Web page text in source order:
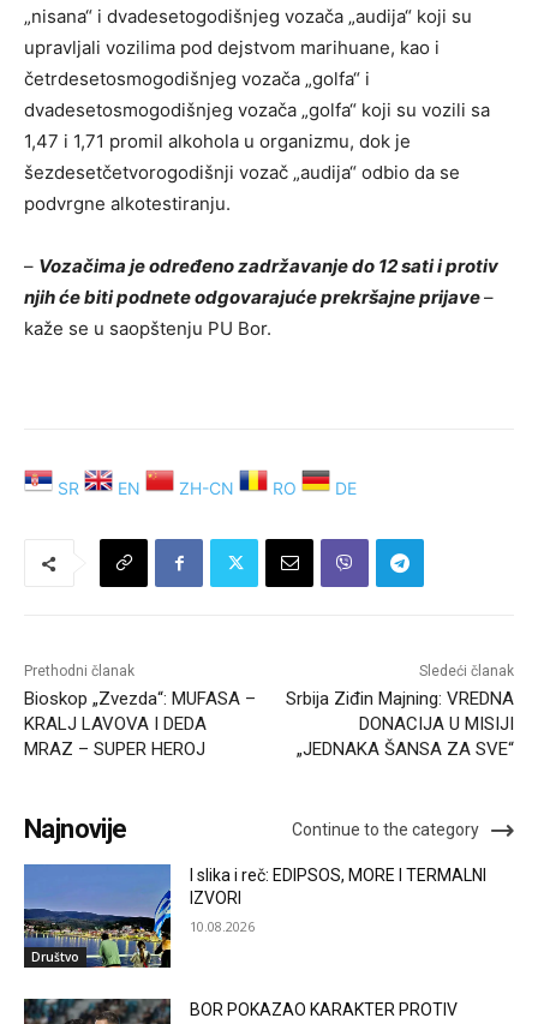
„nisana“ i dvadesetogodišnjeg vozača „audija“ koji su
upravljali vozilima pod dejstvom marihuane, kao i
četrdesetosmogodišnjeg vozača „golfa“ i
dvadesetosmogodišnjeg vozača „golfa“ koji su vozili sa
1,47 i 1,71 promil alkohola u organizmu, dok je
šezdesetčetvorogodišnji vozač „audija“ odbio da se
podvrgne alkotestiranju.
– Vozačima je određeno zadržavanje do 12 sati i protiv
njih će biti podnete odgovarajuće prekršajne prijave–
kaže se u saopštenju PU Bor.
SR EN ZH-CN RO DE
Prethodni članak
Bioskop „Zvezda“: MUFASA –
KRALJ LAVOVA I DEDA
MRAZ – SUPER HEROJ
Sledeći članak
Srbija Ziđin Majning: VREDNA
DONACIJA U MISIJI
„JEDNAKA ŠANSA ZA SVE“
Najnovije Continue to the category
Društvo
I slika i reč: EDIPSOS, MORE I TERMALNI
IZVORI
10.08.2026
BOR POKAZAO KARAKTER PROTIV